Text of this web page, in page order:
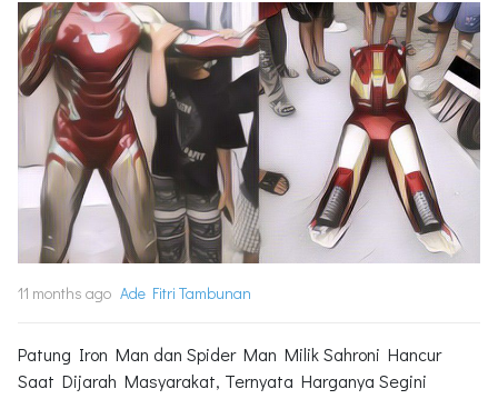
11 months ago Ade Fitri Tambunan
Patung Iron Man dan Spider Man Milik Sahroni Hancur
Saat Dijarah Masyarakat, Ternyata Harganya Segini